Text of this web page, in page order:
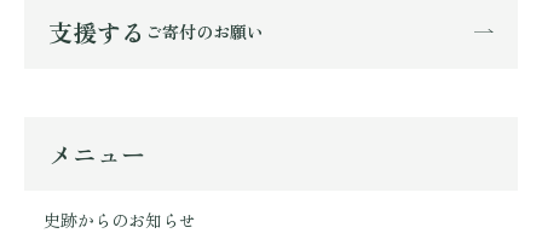
支援する ご寄付のお願い
メニュー
史跡からのお知らせ